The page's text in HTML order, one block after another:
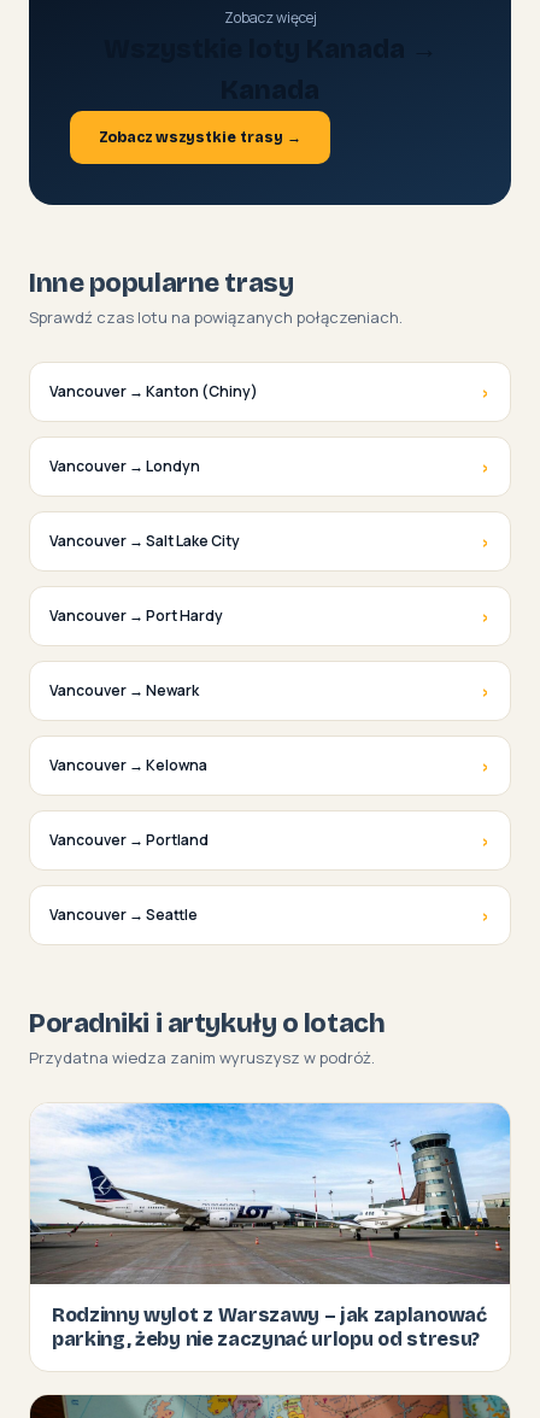
Zobacz więcej
Zobacz wszystkie trasy →
Inne popularne trasy
Sprawdź czas lotu na powiązanych połączeniach.
Vancouver → Kanton (Chiny) ›
Vancouver → Londyn ›
Vancouver → Salt Lake City ›
Vancouver → Port Hardy ›
Vancouver → Newark ›
Vancouver → Kelowna ›
Vancouver → Portland ›
Vancouver → Seattle ›
Poradniki i artykuły o lotach
Przydatna wiedza zanim wyruszysz w podróż.
Rodzinny wylot z Warszawy – jak zaplanować
parking, żeby nie zaczynać urlopu od stresu?